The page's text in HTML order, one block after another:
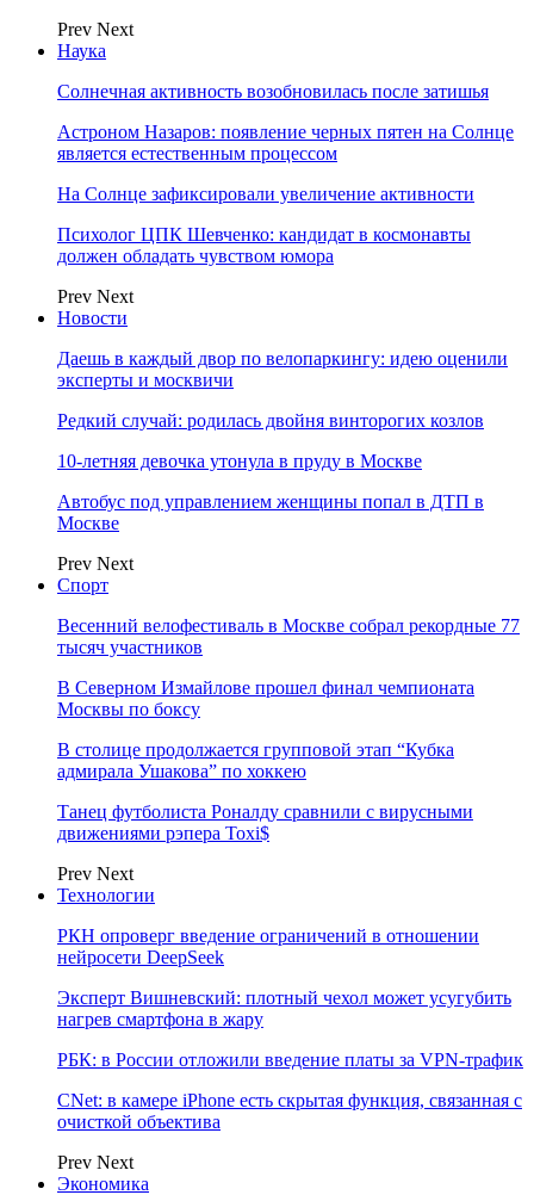
Prev Next
Наука
Солнечная активность возобновилась после затишья
Астроном Назаров: появление черных пятен на Солнце
является естественным процессом
На Солнце зафиксировали увеличение активности
Психолог ЦПК Шевченко: кандидат в космонавты
должен обладать чувством юмора
Prev Next
Новости
Даешь в каждый двор по велопаркингу: идею оценили
эксперты и москвичи
Редкий случай: родилась двойня винторогих козлов
10-летняя девочка утонула в пруду в Москве
Автобус под управлением женщины попал в ДТП в
Москве
Prev Next
Спорт
Весенний велофестиваль в Москве собрал рекордные 77
тысяч участников
В Северном Измайлове прошел финал чемпионата
Москвы по боксу
В столице продолжается групповой этап “Кубка
адмирала Ушакова” по хоккею
Танец футболиста Роналду сравнили с вирусными
движениями рэпера Toxi$
Prev Next
Технологии
РКН опроверг введение ограничений в отношении
нейросети DeepSeek
Эксперт Вишневский: плотный чехол может усугубить
нагрев смартфона в жару
РБК: в России отложили введение платы за VPN-трафик
CNet: в камере iPhone есть скрытая функция, связанная с
очисткой объектива
Prev Next
Экономика